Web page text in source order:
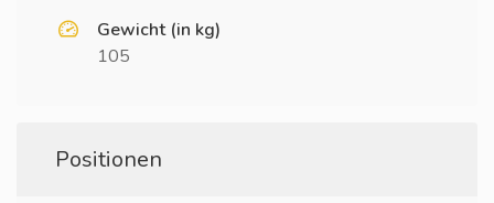
Gewicht (in kg)
105
Positionen